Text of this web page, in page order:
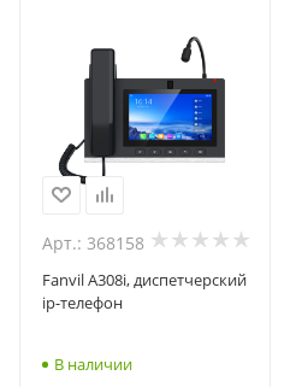
Арт.: 368158
Fanvil A308i, диспетчерский
ip-телефон
В наличии